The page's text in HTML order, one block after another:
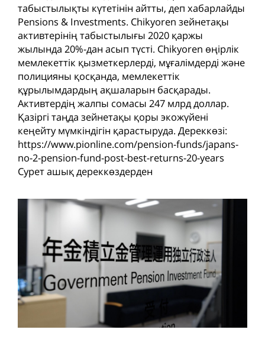
табыстылықты күтетінін айтты, деп хабарлайды
Pensions & Investments. Chikyoren зейнетақы
активтерінің табыстылығы 2020 қаржы
жылында 20%-дан асып түсті. Chikyoren өңірлік
мемлекеттік қызметкерлерді, мұғалімдерді және
полицияны қосқанда, мемлекеттік
құрылымдардың ақшаларын басқарады.
Активтердің жалпы сомасы 247 млрд доллар.
Қазіргі таңда зейнетақы қоры экожүйені
кеңейту мүмкіндігін қарастыруда. Дереккөзі:
https://www.pionline.com/pension-funds/japans-
no-2-pension-fund-post-best-returns-20-years
Сурет ашық дереккөздерден